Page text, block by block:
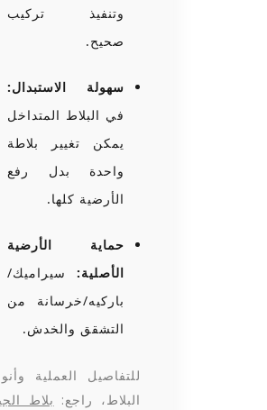
وتنفيذ تركيب
صحيح.
سهولة الاستبدال:
في البلاط المتداخل
يمكن تغيير بلاطة
واحدة بدل رفع
الأرضية كلها.
حماية الأرضية
الأصلية: سيراميك/
باركيه/خرسانة من
التشقق والخدش.
للتفاصيل العملية
البلاط، راجع: بلاط